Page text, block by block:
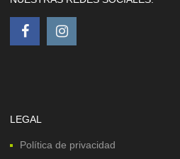
LEGAL
Política de privacidad